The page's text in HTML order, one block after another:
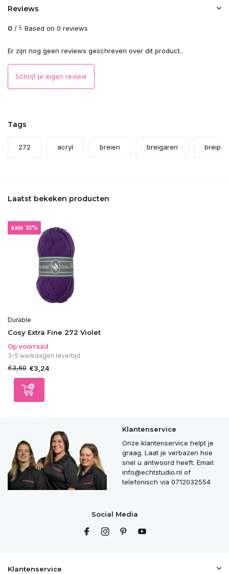
Reviews
0 / 5 Based on 0 reviews
Er zijn nog geen reviews geschreven over dit product..
Schrijf je eigen review
Tags
272 acryl breien breigaren
Laatst bekeken producten
sale 10%
Durable
Cosy Extra Fine 272 Violet
Op voorraad
3-5 werkdagen levertijd
€3,60 €3,24
Klantenservice
Onze klantenservice helpt je
graag. Laat je verbazen hoe
snel u antwoord heeft. Email:
info@echtstudio.nl of
telefonisch via 0712032554
Social Media
Klantenservice